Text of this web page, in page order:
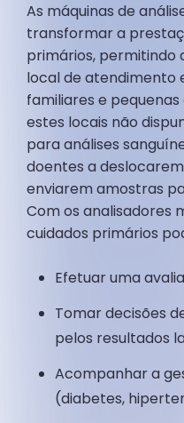
As máquinas de
transformar a
primários, permitindo
local de atendimento
familiares e
estes locais não
para análises
doentes a
enviarem amostras
Com os analisadores
cuidados primários
Efetuar uma
Tomar decisões
pelos resultados
Acompanhar a
(diabetes,